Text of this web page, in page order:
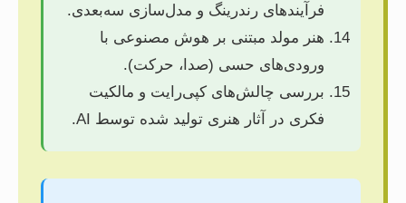
فرآیندهای رندرینگ و مدل‌سازی سه‌بعدی.
هنر مولد مبتنی بر هوش مصنوعی با
ورودی‌های حسی (صدا، حرکت).
بررسی چالش‌های کپی‌رایت و مالکیت
فکری در آثار هنری تولید شده توسط AI.